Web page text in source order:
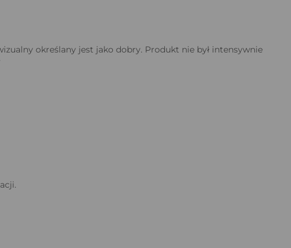
określany jest jako dobry. Produkt nie był intensywnie